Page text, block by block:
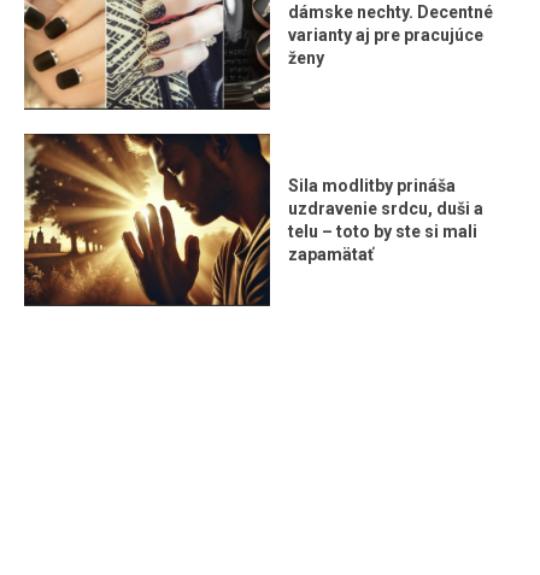
dámske nechty. Decentné
varianty aj pre pracujúce
ženy
Sila modlitby prináša
uzdravenie srdcu, duši a
telu – toto by ste si mali
zapamätať